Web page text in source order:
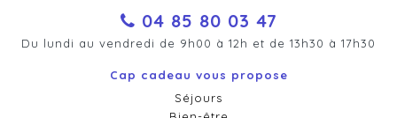
04 85 80 03 47
Du lundi au vendredi de 9h00 à 12h et de 13h30 à 17h30
Cap cadeau vous propose
Séjours